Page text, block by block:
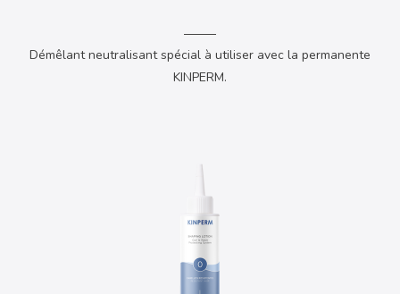
Démêlant neutralisant spécial à utiliser avec la permanente
KINPERM.